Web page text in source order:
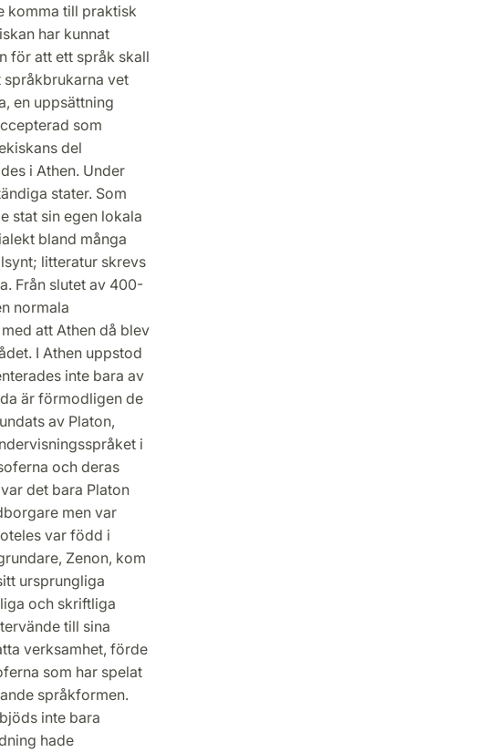
komma till praktisk
har kunnat
för att ett språk skall
vet
en uppsättning
som
del
i Athen. Under
stater. Som
stat sin egen lokala
bland många
litteratur skrevs
Från slutet av 400-
normala
att Athen då blev
I Athen uppstod
inte bara av
är förmodligen de
av Platon,
i
och deras
det bara Platon
men var
var född i
Zenon, kom
ursprungliga
och skriftliga
till sina
verksamhet, förde
som har spelat
språkformen.
inte bara
hade